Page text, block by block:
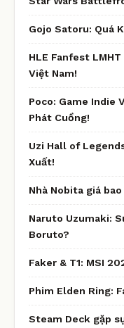
Gojo Satoru: Quá
HLE Fanfest
Việt Nam!
Poco: Game Indie
Phát Cuồng!
Uzi Hall of
Xuất!
Nhà Nobita giá
Naruto Uzumaki:
Boruto?
Faker & T1: MSI
Phim Elden Ring:
Steam Deck gặp